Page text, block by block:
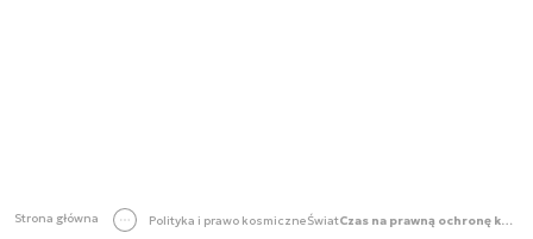
Strona główna Polityka i prawo kosmiczneŚwiat Czas na prawną ochronę kulturalnego dziedzictwa ludzkości. W kosmosie [KOMENTARZ]